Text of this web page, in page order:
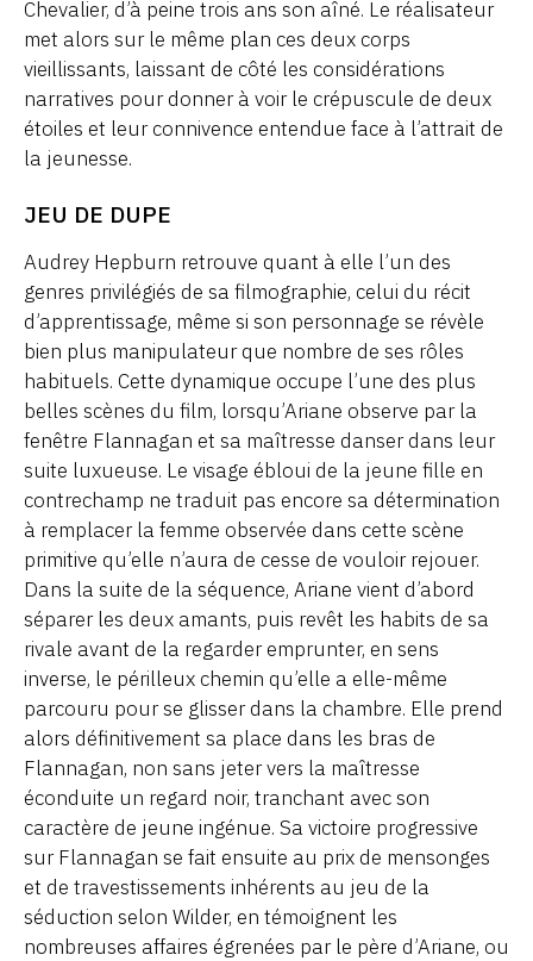
Chevalier, d’à peine trois ans son aîné. Le réalisateur
met alors sur le même plan ces deux corps
vieillissants, laissant de côté les considérations
narratives pour donner à voir le crépuscule de deux
étoiles et leur connivence entendue face à l’attrait de
la jeunesse.
JEU DE DUPE
Audrey Hepburn retrouve quant à elle l’un des
genres privilégiés de sa filmographie, celui du récit
d’apprentissage, même si son personnage se révèle
bien plus manipulateur que nombre de ses rôles
habituels. Cette dynamique occupe l’une des plus
belles scènes du film, lorsqu’Ariane observe par la
fenêtre Flannagan et sa maîtresse danser dans leur
suite luxueuse. Le visage ébloui de la jeune fille en
contrechamp ne traduit pas encore sa détermination
à remplacer la femme observée dans cette scène
primitive qu’elle n’aura de cesse de vouloir rejouer.
Dans la suite de la séquence, Ariane vient d’abord
séparer les deux amants, puis revêt les habits de sa
rivale avant de la regarder emprunter, en sens
inverse, le périlleux chemin qu’elle a elle-même
parcouru pour se glisser dans la chambre. Elle prend
alors définitivement sa place dans les bras de
Flannagan, non sans jeter vers la maîtresse
éconduite un regard noir, tranchant avec son
caractère de jeune ingénue. Sa victoire progressive
sur Flannagan se fait ensuite au prix de mensonges
et de travestissements inhérents au jeu de la
séduction selon Wilder, en témoignent les
nombreuses affaires égrenées par le père d’Ariane, ou